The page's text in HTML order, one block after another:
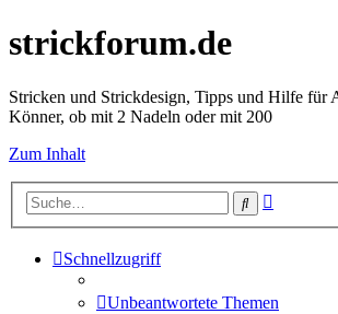
strickforum.de
Stricken und Strickdesign, Tipps und Hilfe für
Könner, ob mit 2 Nadeln oder mit 200
Zum Inhalt
Suche
Schnellzugriff
Unbeantwortete Themen